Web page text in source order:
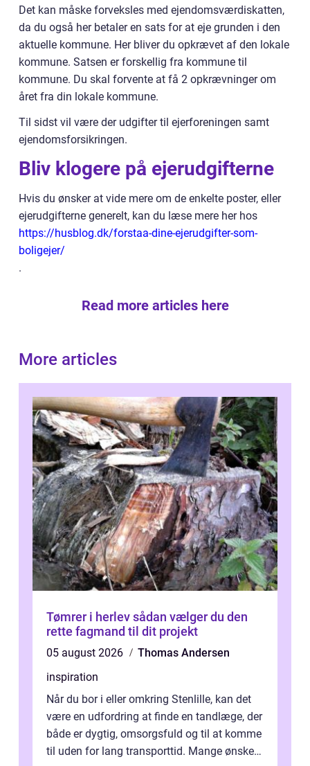
Det kan måske forveksles med ejendomsværdiskatten,
da du også her betaler en sats for at eje grunden i den
aktuelle kommune. Her bliver du opkrævet af den lokale
kommune. Satsen er forskellig fra kommune til
kommune. Du skal forvente at få 2 opkrævninger om
året fra din lokale kommune.
Til sidst vil være der udgifter til ejerforeningen samt
ejendomsforsikringen.
Bliv klogere på ejerudgifterne
Hvis du ønsker at vide mere om de enkelte poster, eller
ejerudgifterne generelt, kan du læse mere her hos
https://husblog.dk/forstaa-dine-ejerudgifter-som-
boligejer/
.
Read more articles here
More articles
Tømrer i herlev sådan vælger du den
rette fagmand til dit projekt
05 august 2026
Thomas Andersen
inspiration
Når du bor i eller omkring Stenlille, kan det
være en udfordring at finde en tandlæge, der
både er dygtig, omsorgsfuld og til at komme
til uden for lang transporttid. Mange ønsker